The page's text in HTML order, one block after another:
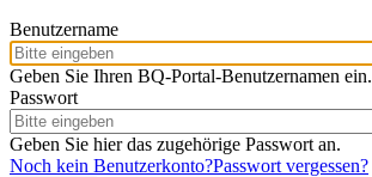
Benutzername
Geben Sie Ihren BQ-Portal-Benutzernamen ein.
Passwort
Geben Sie hier das zugehörige Passwort an.
Noch kein Benutzerkonto?Passwort vergessen?